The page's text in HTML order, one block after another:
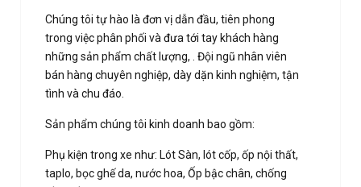
Chúng tôi tự hào là đơn vị dẫn đầu, tiên phong
trong việc phân phối và đưa tới tay khách hàng
những sản phẩm chất lượng, . Đội ngũ nhân viên
bán hàng chuyên nghiệp, dày dặn kinh nghiệm, tận
tình và chu đáo.
Sản phẩm chúng tôi kinh doanh bao gồm:
Phụ kiện trong xe như: Lót Sàn, lót cốp, ốp nội thất,
taplo, bọc ghế da, nước hoa, Ốp bậc chân, chống